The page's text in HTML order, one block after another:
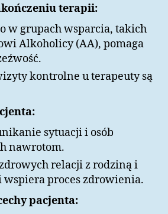
terapii:
w grupach wsparcia, takich
Alkoholicy (AA), pomaga
kontrolne u terapeuty są
sytuacji i osób
nawrotom.
relacji z rodziną i
wspiera proces zdrowienia.
pacjenta: